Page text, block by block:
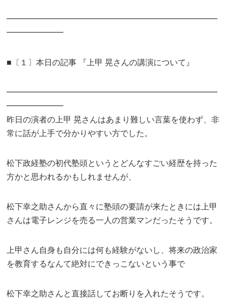
━━━━━━━━━━━━━━━━━━━━━━━━━━
━━━━━━━
■〔１〕本日の記事 『上甲 晃さんの講演について』
━━━━━━━━━━━━━━━━━━━━━━━━━━
━━━━━━━
昨日の演者の上甲 晃さんはあまり難しい言葉を使わず、非
常に話が上手で分かりやすい方でした。
松下政経塾の初代塾頭というとどんなすごい経歴を持った
方かと思われるかもしれませんが、
松下幸之助さんから直々に塾頭の要請が来たときには上甲
さんは電子レンジを売る一人の営業マンだったそうです。
上甲さん自身も自分には何も経験がないし、将来の政治家
を教育するなんて絶対にできっこないという事で
松下幸之助さんと直接話してお断りを入れたそうです。